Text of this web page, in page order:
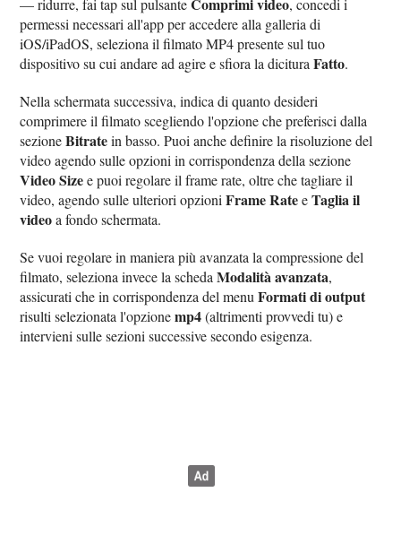
— ridurre, fai tap sul pulsanteComprimi video, concedi i
permessi necessari all'app per accedere alla galleria di
iOS/iPadOS, seleziona il filmato MP4 presente sul tuo
dispositivo su cui andare ad agire e sfiora la dicituraFatto.
Nella schermata successiva, indica di quanto desideri
comprimere il filmato scegliendo l'opzione che preferisci dalla
sezioneBitratein basso. Puoi anche definire la risoluzione del
video agendo sulle opzioni in corrispondenza della sezione
Video Sizee puoi regolare il frame rate, oltre che tagliare il
video, agendo sulle ulteriori opzioniFrame RateeTaglia il
videoa fondo schermata.
Se vuoi regolare in maniera più avanzata la compressione del
filmato, seleziona invece la schedaModalità avanzata,
assicurati che in corrispondenza del menuFormati di output
risulti selezionata l'opzionemp4(altrimenti provvedi tu) e
intervieni sulle sezioni successive secondo esigenza.